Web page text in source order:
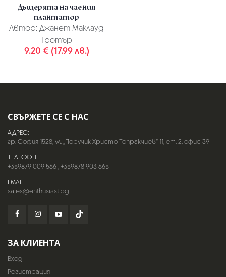
Дъщерята на чаения
плантатор
Автор: Джанет Маклауд
Тротър
9.20 € (17.99 лв.)
СВЪРЖЕТЕ СЕ С НАС
АДРЕС:
гр. София 1528, ул. „Поручик Христо Топракчиев“ 11, ет. 2, офис 39
ТЕЛЕФОН:
+359879 009 566,+359878 903 665
EMAIL:
sales@enthusiast.bg
ЗА КЛИЕНТА
Вход
Регистрация